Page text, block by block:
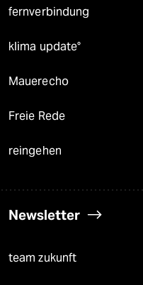
fernverbindung
klima update°
Mauerecho
Freie Rede
reingehen
Newsletter
team zukunft